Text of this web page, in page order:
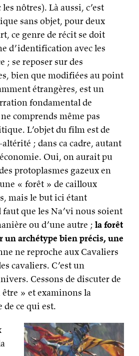
nôtres). Là aussi, c’est
sans objet, pour deux
ce genre de récit se doit
d’identification avec les
; se reposer sur des
bien que modifiées au point
étrangères, est un
fondamental de
comprends même pas
L’objet du film est de
; dans ca cadre, autant
Oui, on aurait pu
protoplasmes gazeux en
« forêt » de cailloux
mais le but ici étant
que les Na’vi nous soient
ou d’une autre ; la forêt
un archétype bien précis, une
ne reproche aux Cavaliers
cavaliers. C’est un
Cessons de discuter de
» et examinons la
ce qui est.